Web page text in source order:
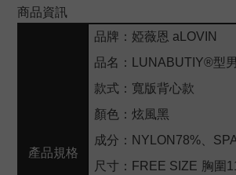
商品資訊
產品規格
品牌：婭薇恩 aLOVIN
品名：LUNABUTIY®型
款式：寬版背心款
顏色：炫風黑
成分：NYLON78%、
尺寸：FREE SIZE 胸圍